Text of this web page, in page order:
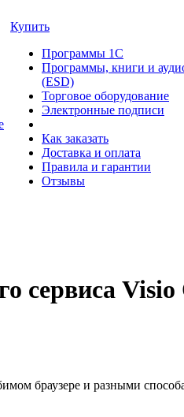
Купить
Программы 1С
Программы, книги и
(ESD)
Торговое оборудование
Электронные подписи
Как заказать
Доставка и оплата
Правила и гарантии
Отзывы
сервиса
браузере и разными